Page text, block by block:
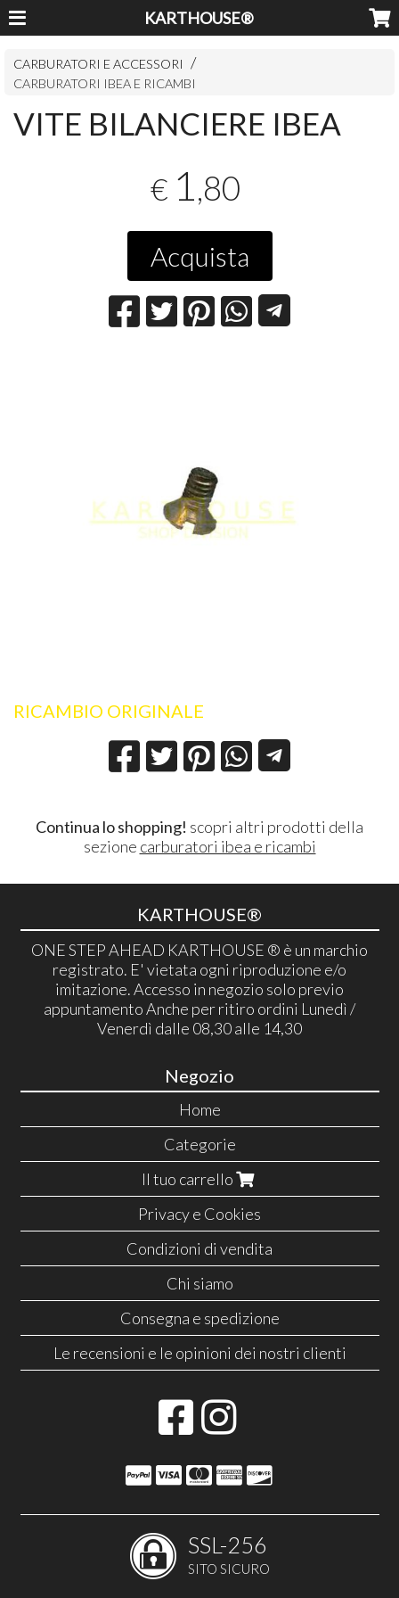
KARTHOUSE®
CARBURATORI E ACCESSORI
CARBURATORI IBEA E RICAMBI
VITE BILANCIERE IBEA
€ 1 ,80
Acquista
RICAMBIO ORIGINALE
Continua lo shopping! scopri altri prodotti della
sezione carburatori ibea e ricambi
KARTHOUSE®
ONE STEP AHEAD KARTHOUSE ® è un marchio
registrato. E' vietata ogni riproduzione e/o
imitazione. Accesso in negozio solo previo
appuntamento Anche per ritiro ordini Lunedì /
Venerdì dalle 08,30 alle 14,30
Negozio
Home
Categorie
Il tuo carrello
Privacy e Cookies
Condizioni di vendita
Chi siamo
Consegna e spedizione
Le recensioni e le opinioni dei nostri clienti
SSL-256
SITO SICURO